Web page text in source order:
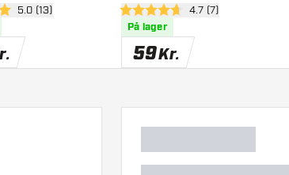
åbn anmeldelsespanel
5.0 (13) åbn
4.7 bedømmelsesstjerner
4.7 (7)
På lager
59Kr.